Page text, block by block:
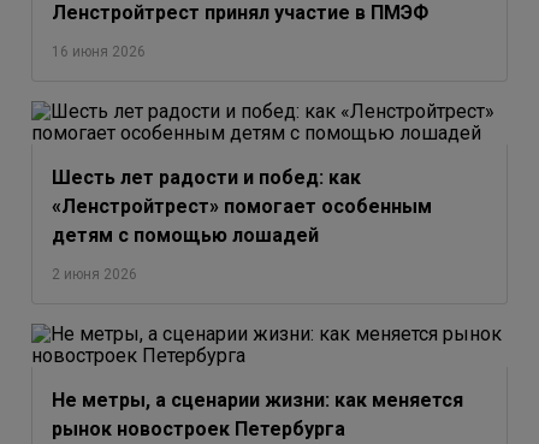
Ленстройтрест принял участие в ПМЭФ
16 июня 2026
Шесть лет радости и побед: как
«Ленстройтрест» помогает особенным
детям с помощью лошадей
2 июня 2026
Не метры, а сценарии жизни: как меняется
рынок новостроек Петербурга